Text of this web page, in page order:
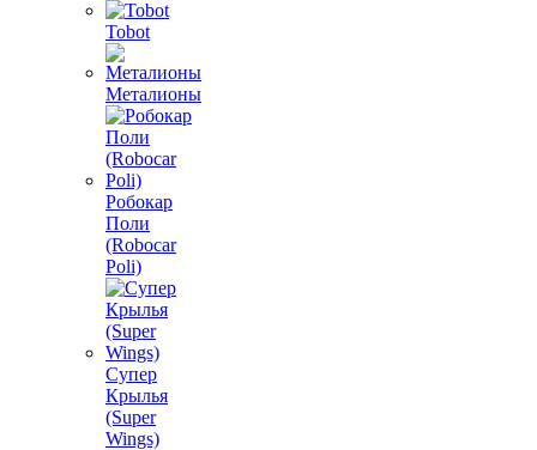
Tobot
Металионы
Робокар
Поли
(Robocar
Poli)
Супер
Крылья
(Super
Wings)